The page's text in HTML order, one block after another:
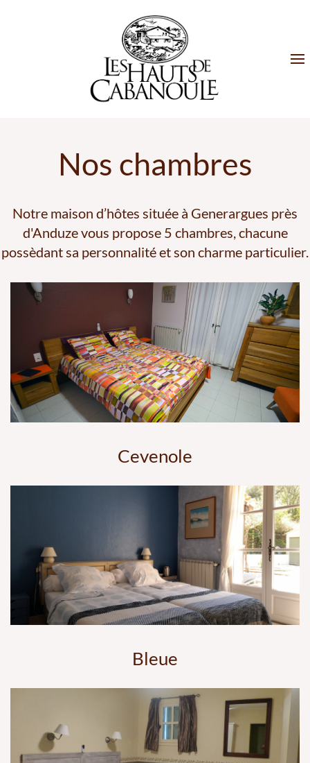
Nos chambres
Notre maison d’hôtes située à Generargues près
d'Anduze vous propose 5 chambres, chacune
possèdant sa personnalité et son charme particulier.
Cevenole
Bleue